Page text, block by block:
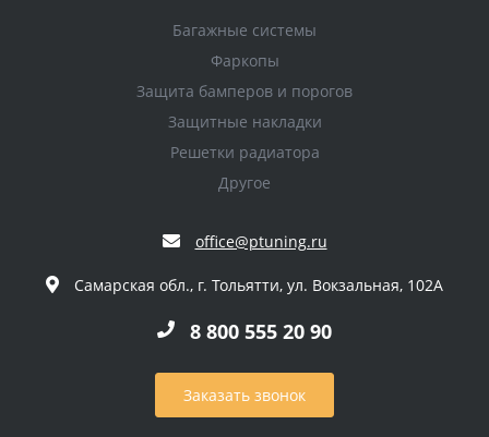
Багажные системы
Фаркопы
Защита бамперов и порогов
Защитные накладки
Решетки радиатора
Другое
office@ptuning.ru
Самарская обл., г. Тольятти, ул. Вокзальная, 102А
8 800 555 20 90
Заказать звонок